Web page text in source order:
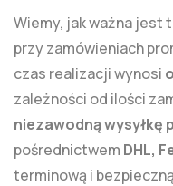
Wiemy, jak ważna jest
przy zamówieniach
czas realizacji wynosi
zależności od ilości
niezawodną wysyłkę
pośrednictwem DHL,
terminową i